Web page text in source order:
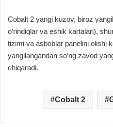
Cobalt 2 yangi kuzov, biroz
o‘rindiqlar va eshik kartalari),
tizimi va asboblar panelini olishi
yangilangandan so‘ng zavod
chiqaradi.
Cobalt 2